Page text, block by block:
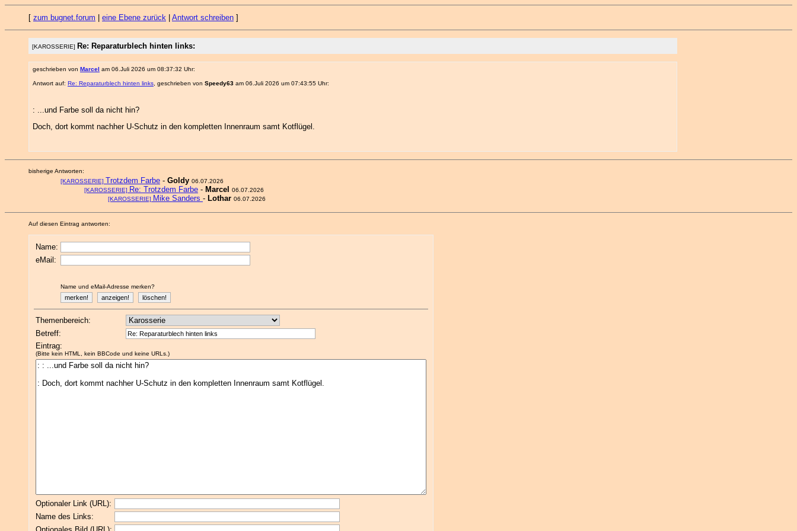
[ zum bugnet.forum eine Ebene zurück Antwort schreiben ]
[KAROSSERIE] Re: Reparaturblech hinten links:
geschrieben von Marcel am 06.Juli 2026 um 08:37:32 Uhr:
Antwort auf: Re: Reparaturblech hinten links , geschrieben von Speedy63 am 06.Juli 2026 um 07:43:55 Uhr:
: ...und Farbe soll da nicht hin?
Doch, dort kommt nachher U-Schutz in den kompletten Innenraum samt Kotflügel.
bisherige Antworten:
[KAROSSERIE] Trotzdem Farbe - Goldy 06.07.2026
[KAROSSERIE] Re: Trotzdem Farbe - Marcel
06.07.2026
[KAROSSERIE] Mike Sanders - Lothar 06.07.2026
Auf diesen Eintrag antworten:
Name:
eMail:
Name und eMail-Adresse merken?
Themenbereich:
Betreff:
Eintrag:
(Bitte kein HTML, kein BBCode und keine URLs.)
Optionaler Link (URL):
Name des Links: